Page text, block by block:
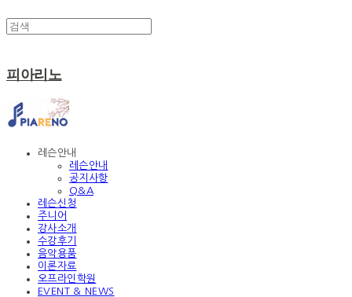
피아리노
레슨안내
레슨안내
공지사항
Q&A
레슨신청
주니어
강사소개
수강후기
음악용품
이론자료
오프라인학원
EVENT & NEWS